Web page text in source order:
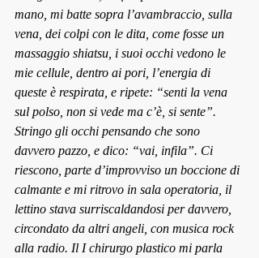
mano, mi batte sopra l’avambraccio, sulla
vena, dei colpi con le dita, come fosse un
massaggio shiatsu, i suoi occhi vedono le
mie cellule, dentro ai pori, l’energia di
queste è respirata, e ripete: “senti la vena
sul polso, non si vede ma c’è, si sente”.
Stringo gli occhi pensando che sono
davvero pazzo, e dico: “vai, infila”. Ci
riescono, parte d’improvviso un boccione di
calmante e mi ritrovo in sala operatoria, il
lettino stava surriscaldandosi per davvero,
circondato da altri angeli, con musica rock
alla radio. Il I chirurgo plastico mi parla